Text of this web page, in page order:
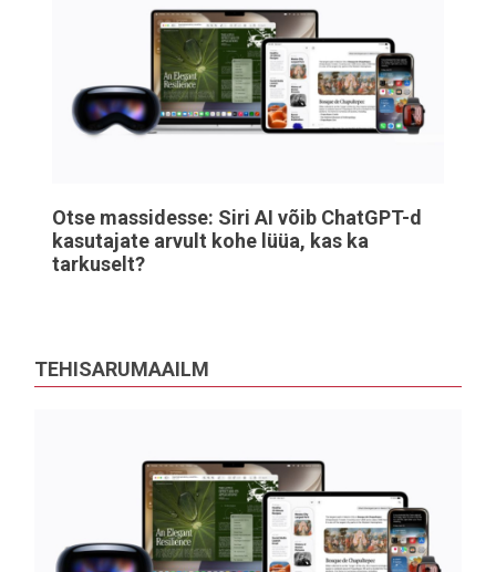
Otse massidesse: Siri AI võib ChatGPT-d
kasutajate arvult kohe lüüa, kas ka
tarkuselt?
TEHISARUMAAILM